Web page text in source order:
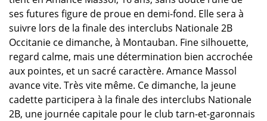
ses futures figure de proue en demi-fond. Elle sera à
suivre lors de la finale des interclubs Nationale 2B
Occitanie ce dimanche, à Montauban. Fine silhouette,
regard calme, mais une détermination bien accrochée
aux pointes, et un sacré caractère. Amance Massol
avance vite. Très vite même. Ce dimanche, la jeune
cadette participera à la finale des interclubs Nationale
2B, une journée capitale pour le club tarn-et-garonnais